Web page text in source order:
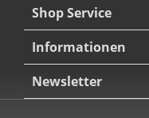
Shop Service
Informationen
Newsletter